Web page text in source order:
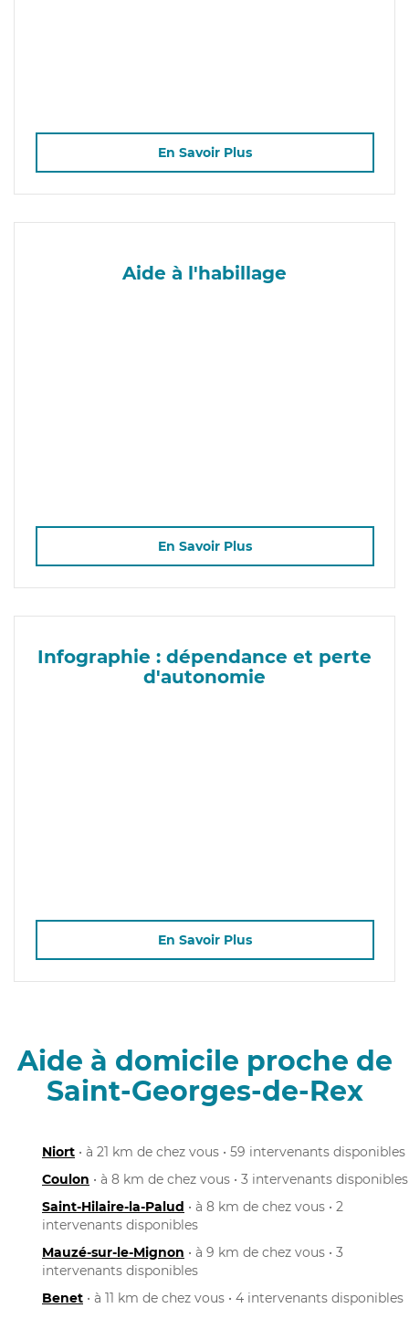
En Savoir Plus
Aide à l'habillage
En Savoir Plus
Infographie : dépendance et perte
d'autonomie
En Savoir Plus
Aide à domicile proche de
Saint-Georges-de-Rex
Niort • à 21 km de chez vous • 59 intervenants disponibles
Coulon • à 8 km de chez vous • 3 intervenants disponibles
Saint-Hilaire-la-Palud • à 8 km de chez vous • 2
intervenants disponibles
Mauzé-sur-le-Mignon • à 9 km de chez vous • 3
intervenants disponibles
Benet • à 11 km de chez vous • 4 intervenants disponibles